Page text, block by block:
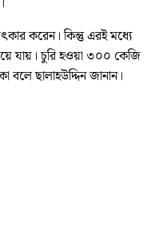
করেন। কিন্তু এরই মধ্যে
যায়। চুরি হওয়া ৩০০ কেজি
বলে ছালাহউদ্দিন জানান।